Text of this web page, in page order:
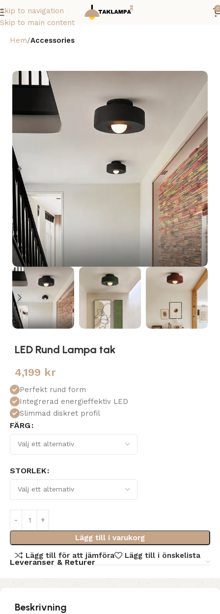
Skip to navigation
Skip to main content
0
Hem Accessories
LED Rund Lampa tak
4,199 kr
Perfekt rund form
Integrerad energieffektiv LED
Slimmad diskret profil
FÄRG
STORLEK
Lägg till i varukorg
Lägg till för att jämföra
Lägg till i önskelista
Leveranser & Returer
Beskrivning